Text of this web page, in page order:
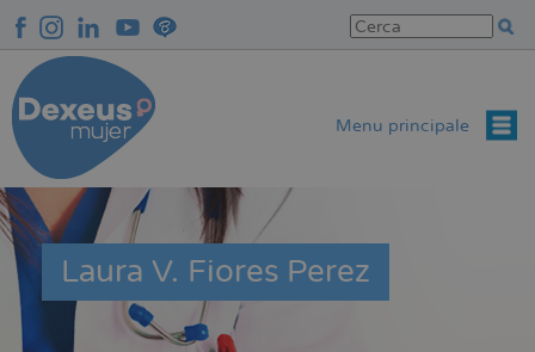
contenuto
principale
Menu principale
Laura V. Fiores Perez